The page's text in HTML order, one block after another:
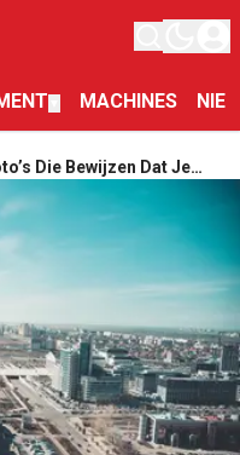
MACHINES
Die Bewijzen Dat Je
Kazachstan Moet